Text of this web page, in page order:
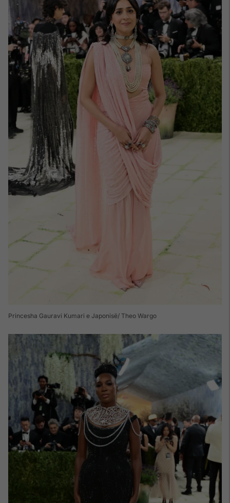
Princesha Gauravi Kumari e Japonisë/ Theo Wargo